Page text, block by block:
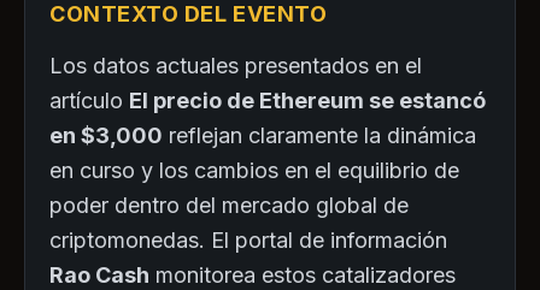
CONTEXTO DEL EVENTO
Los datos actuales presentados en el
artículo El precio de Ethereum se estancó
en $3,000 reflejan claramente la dinámica
en curso y los cambios en el equilibrio de
poder dentro del mercado global de
criptomonedas. El portal de información
Rao Cash monitorea estos catalizadores